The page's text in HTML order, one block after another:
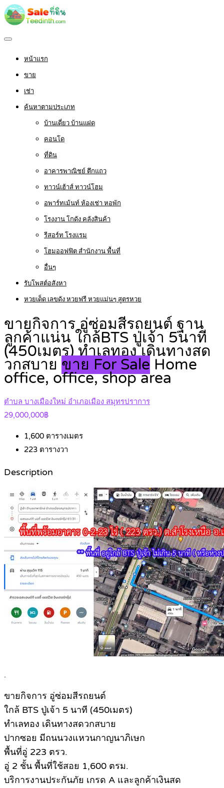
หน้าแรก
ขาย
เช่า
ค้นหาตามประเภท
บ้านเดี่ยว บ้านแฝด
คอนโด
ที่ดิน
อาคารพาณิชย์ ตึกแถว
ทาวน์เฮ้าส์ ทาวน์โฮม
อพาร์ทเม้นท์ ห้องเช่า หอพัก
โรงงาน โกดัง คลังสินค้า
รีสอร์ท โรงแรม
โฮมออฟฟิต สำนักงาน พื้นที่
อื่นๆ
รับโพสต์อสังหา
หวยเด็ด เลขดัง หวยฟรี หวยแม่นๆ สูตรหวย
ขายกิจการ อู่ซ่อมสีรถยนต์ ฐาน
ลูกค้าแน่น ใกล้BTS ปู่เจ้า 5นาที
(450เมตร) ทำเลทอง เดินทางสด
วกสบาย ขาย For Sale Home
office, office, shop area
ตำบล บางเมืองใหม่ อำเภอเมือง สมุทรปราการ
29,000,000฿
1,600 ตารางเมตร
223 ตารางวา
Description
.
ขายกิจการ อู่ซ่อมสีรถยนต์
ใกล้ BTS ปู่เจ้า 5 นาที (450เมตร)
ทำเลทอง เดินทางสดวกสบาย
ปากซอย มีถนนวงแหวนกาญนาภิเษก
พื้นที่อู่ 223 ตรว.
อู่ 2 ชั้น พื้นที่ใช้สอย 1,600 ตรม.
บริการงานประกันภัย เกรด A และลูกค้าเงินสด